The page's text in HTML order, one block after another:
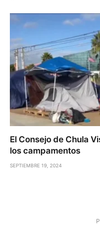
El Consejo de Chula
los campamentos
SEPTIEMBRE 19, 2024